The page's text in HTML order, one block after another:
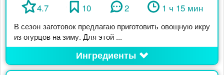
4.7 10 2 1 ч 15 мин
В сезон заготовок предлагаю приготовить овощную икру
из огурцов на зиму. Для этой ...
Ингредиенты